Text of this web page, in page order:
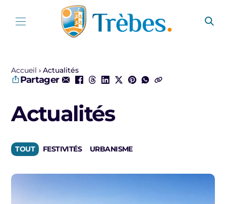
Accueil Actualités
Partager
Actualités
TOUT FESTIVITÉS URBANISME